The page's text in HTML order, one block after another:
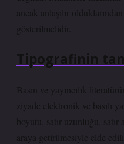
ancak anlaşılır
gösterilmelidir.
Tipografinin
Basın ve yayıncılık
ziyade elektronik ve basılı
boyutu, satır uzunluğu,
araya getirilmesiyle elde